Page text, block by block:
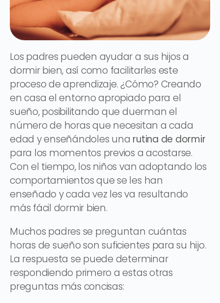
Los padres pueden ayudar a sus hijos a
dormir bien, así como facilitarles este
proceso de aprendizaje. ¿Cómo? Creando
en casa el entorno apropiado para el
sueño, posibilitando que duerman el
número de horas que necesitan a cada
edad y enseñándoles una rutina de dormir
para los momentos previos a acostarse.
Con el tiempo, los niños van adoptando los
comportamientos que se les han
enseñado y cada vez les va resultando
más fácil dormir bien.
Muchos padres se preguntan cuántas
horas de sueño son suficientes para su hijo.
La respuesta se puede determinar
respondiendo primero a estas otras
preguntas más concisas: